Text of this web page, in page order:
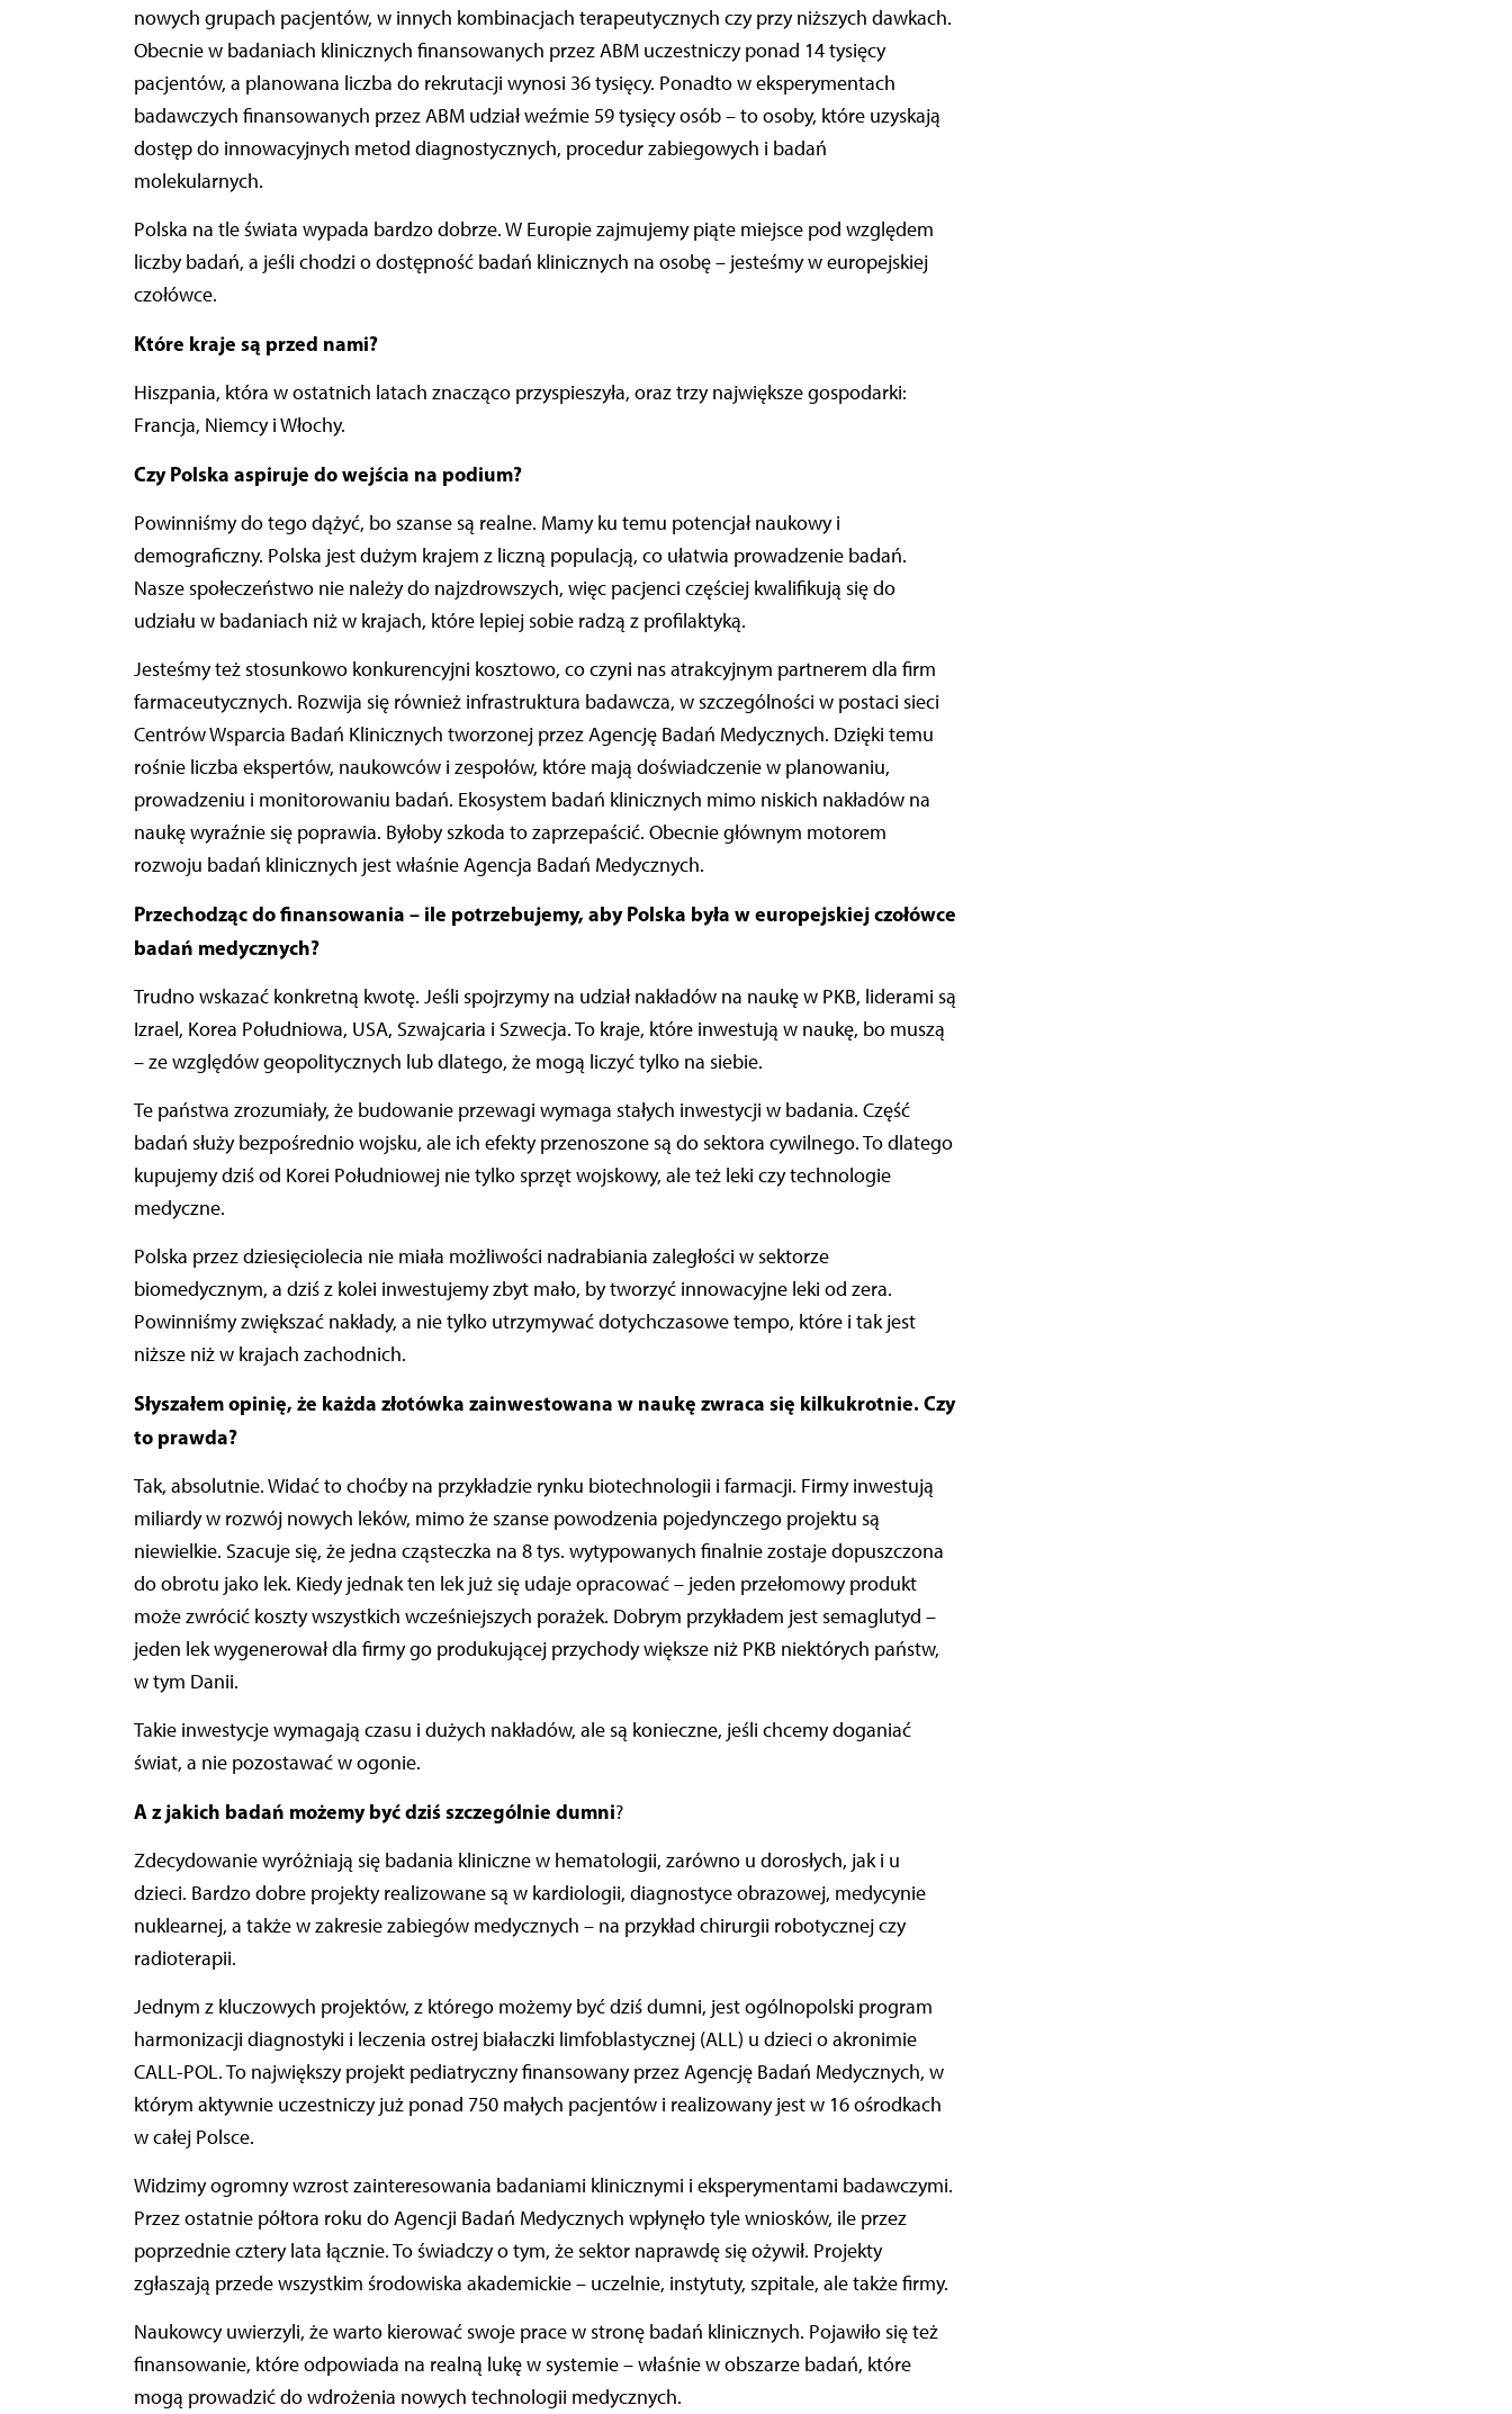
nowych grupach pacjentów, w innych kombinacjach terapeutycznych czy przy niższych dawkach.
Obecnie w badaniach klinicznych finansowanych przez ABM uczestniczy ponad 14 tysięcy
pacjentów, a planowana liczba do rekrutacji wynosi 36 tysięcy. Ponadto w eksperymentach
badawczych finansowanych przez ABM udział weźmie 59 tysięcy osób – to osoby, które uzyskają
dostęp do innowacyjnych metod diagnostycznych, procedur zabiegowych i badań
molekularnych.
Polska na tle świata wypada bardzo dobrze. W Europie zajmujemy piąte miejsce pod względem
liczby badań, a jeśli chodzi o dostępność badań klinicznych na osobę – jesteśmy w europejskiej
czołówce.
Które kraje są przed nami?
Hiszpania, która w ostatnich latach znacząco przyspieszyła, oraz trzy największe gospodarki:
Francja, Niemcy i Włochy.
Czy Polska aspiruje do wejścia na podium?
Powinniśmy do tego dążyć, bo szanse są realne. Mamy ku temu potencjał naukowy i
demograficzny. Polska jest dużym krajem z liczną populacją, co ułatwia prowadzenie badań.
Nasze społeczeństwo nie należy do najzdrowszych, więc pacjenci częściej kwalifikują się do
udziału w badaniach niż w krajach, które lepiej sobie radzą z profilaktyką.
Jesteśmy też stosunkowo konkurencyjni kosztowo, co czyni nas atrakcyjnym partnerem dla firm
farmaceutycznych. Rozwija się również infrastruktura badawcza, w szczególności w postaci sieci
Centrów Wsparcia Badań Klinicznych tworzonej przez Agencję Badań Medycznych. Dzięki temu
rośnie liczba ekspertów, naukowców i zespołów, które mają doświadczenie w planowaniu,
prowadzeniu i monitorowaniu badań. Ekosystem badań klinicznych mimo niskich nakładów na
naukę wyraźnie się poprawia. Byłoby szkoda to zaprzepaścić. Obecnie głównym motorem
rozwoju badań klinicznych jest właśnie Agencja Badań Medycznych.
Przechodząc do finansowania – ile potrzebujemy, aby Polska była w europejskiej czołówce
badań medycznych?
Trudno wskazać konkretną kwotę. Jeśli spojrzymy na udział nakładów na naukę w PKB, liderami są
Izrael, Korea Południowa, USA, Szwajcaria i Szwecja. To kraje, które inwestują w naukę, bo muszą
– ze względów geopolitycznych lub dlatego, że mogą liczyć tylko na siebie.
Te państwa zrozumiały, że budowanie przewagi wymaga stałych inwestycji w badania. Część
badań służy bezpośrednio wojsku, ale ich efekty przenoszone są do sektora cywilnego. To dlatego
kupujemy dziś od Korei Południowej nie tylko sprzęt wojskowy, ale też leki czy technologie
medyczne.
Polska przez dziesięciolecia nie miała możliwości nadrabiania zaległości w sektorze
biomedycznym, a dziś z kolei inwestujemy zbyt mało, by tworzyć innowacyjne leki od zera.
Powinniśmy zwiększać nakłady, a nie tylko utrzymywać dotychczasowe tempo, które i tak jest
niższe niż w krajach zachodnich.
Słyszałem opinię, że każda złotówka zainwestowana w naukę zwraca się kilkukrotnie. Czy
to prawda?
Tak, absolutnie. Widać to choćby na przykładzie rynku biotechnologii i farmacji. Firmy inwestują
miliardy w rozwój nowych leków, mimo że szanse powodzenia pojedynczego projektu są
niewielkie. Szacuje się, że jedna cząsteczka na 8 tys. wytypowanych finalnie zostaje dopuszczona
do obrotu jako lek. Kiedy jednak ten lek już się udaje opracować – jeden przełomowy produkt
może zwrócić koszty wszystkich wcześniejszych porażek. Dobrym przykładem jest semaglutyd –
jeden lek wygenerował dla firmy go produkującej przychody większe niż PKB niektórych państw,
w tym Danii.
Takie inwestycje wymagają czasu i dużych nakładów, ale są konieczne, jeśli chcemy doganiać
świat, a nie pozostawać w ogonie.
A z jakich badań możemy być dziś szczególnie dumni?
Zdecydowanie wyróżniają się badania kliniczne w hematologii, zarówno u dorosłych, jak i u
dzieci. Bardzo dobre projekty realizowane są w kardiologii, diagnostyce obrazowej, medycynie
nuklearnej, a także w zakresie zabiegów medycznych – na przykład chirurgii robotycznej czy
radioterapii.
Jednym z kluczowych projektów, z którego możemy być dziś dumni, jest ogólnopolski program
harmonizacji diagnostyki i leczenia ostrej białaczki limfoblastycznej (ALL) u dzieci o akronimie
CALL-POL. To największy projekt pediatryczny finansowany przez Agencję Badań Medycznych, w
którym aktywnie uczestniczy już ponad 750 małych pacjentów i realizowany jest w 16 ośrodkach
w całej Polsce.
Widzimy ogromny wzrost zainteresowania badaniami klinicznymi i eksperymentami badawczymi.
Przez ostatnie półtora roku do Agencji Badań Medycznych wpłynęło tyle wniosków, ile przez
poprzednie cztery lata łącznie. To świadczy o tym, że sektor naprawdę się ożywił. Projekty
zgłaszają przede wszystkim środowiska akademickie – uczelnie, instytuty, szpitale, ale także firmy.
Naukowcy uwierzyli, że warto kierować swoje prace w stronę badań klinicznych. Pojawiło się też
finansowanie, które odpowiada na realną lukę w systemie – właśnie w obszarze badań, które
mogą prowadzić do wdrożenia nowych technologii medycznych.